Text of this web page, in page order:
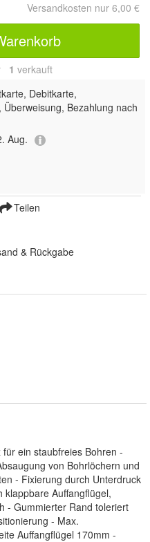
Versandkosten nur 6,00 €
1 verkauft
Debitkarte,
Bezahlung nach
Aug.
Teilen
& Rückgabe
ein staubfreies Bohren -
von Bohrlöchern und
- Fixierung durch Unterdruck
Auffangflügel,
- Gummierter Rand toleriert
- Max.
Auffangflügel 170mm -